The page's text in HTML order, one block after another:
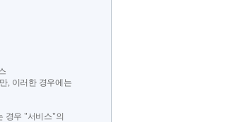
, 이러한 경우에는
경우 "서비스"의